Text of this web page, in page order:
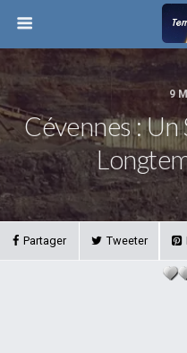
9
Cévennes : Un
Partager Tweeter